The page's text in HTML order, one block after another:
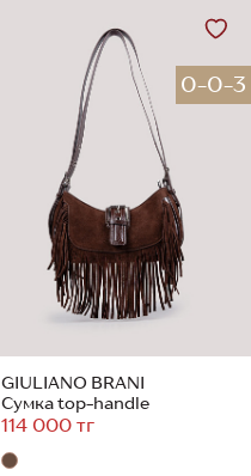
0-0-3
GIULIANO BRANI
Сумка top-handle
114 000 тг